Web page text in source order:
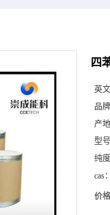
四
英
品
产
型
纯
cas
价